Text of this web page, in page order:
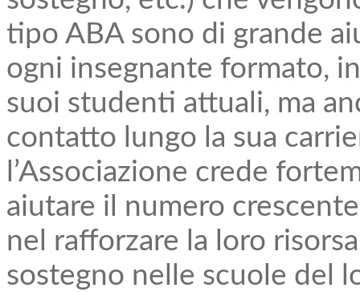
tipo ABA sono di grande
ogni insegnante formato,
suoi studenti attuali, ma
contatto lungo la sua
l’Associazione crede
aiutare il numero
nel rafforzare la loro
sostegno nelle scuole del